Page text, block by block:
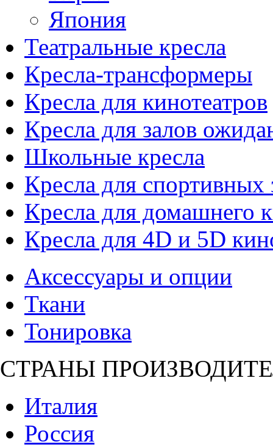
Япония
Театральные кресла
Кресла-трансформеры
Кресла для кинотеатров
Кресла для залов
Школьные кресла
Кресла для спортивных
Кресла для домашнего
Кресла для 4D и 5D
Аксессуары и опции
Ткани
Тонировка
СТРАНЫ
Италия
Россия